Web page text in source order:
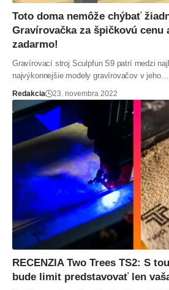
Toto doma nemôže chýbať
Gravírovačka za špičkovú cenu
zadarmo!
Gravírovací stroj Sculpfun S9 patrí medzi
najvýkonnejšie modely gravírovačov v jeho…
Redakcia 23. novembra 2022
RECENZIA Two Trees TS2: S
bude limit predstavovať len